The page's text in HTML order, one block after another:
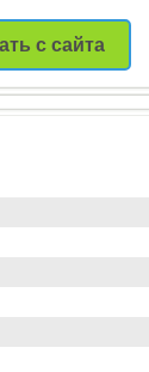
с сайта